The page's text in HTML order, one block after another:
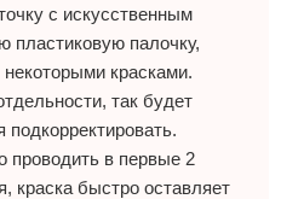
с искусственным
пластиковую палочку,
красками.
так будет
в первые 2
краска быстро оставляет